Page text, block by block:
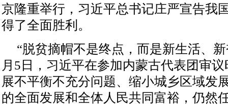
京隆重举行，习近平总书记庄严宣告我
得了全面胜利。
“脱贫摘帽不是终点，而是新生活、
月5日，习近平在参加内蒙古代表团审
展不平衡不充分问题、缩小城乡区域发
的全面发展和全体人民共同富裕，仍然